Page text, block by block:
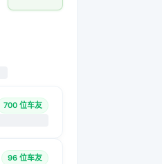
700 位车友
96 位车友